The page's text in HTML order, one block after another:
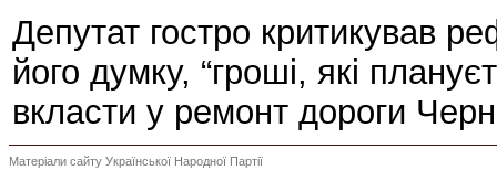
Депутат гостро критикував
його думку, “грошi, які
вкласти у ремонт дороги
Матеріали сайту Української Народної Партії